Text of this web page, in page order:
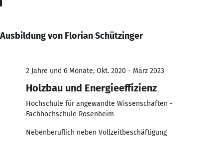
Ausbildung von Florian Schützinger
2 Jahre und 6 Monate, Okt. 2020 - März 2023
Holzbau und Energieeffizienz
Hochschule für angewandte Wissenschaften -
Fachhochschule Rosenheim
Nebenberuflich neben Vollzeitbeschäftigung